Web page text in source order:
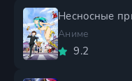
Несносные
Аниме
9.2